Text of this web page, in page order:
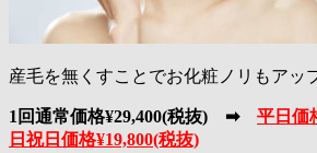
産毛を無くすことでお化粧ノリもアッ
1回通常価格¥29,400(税抜) ➡ 平日価
日祝日価格¥19,800(税抜)